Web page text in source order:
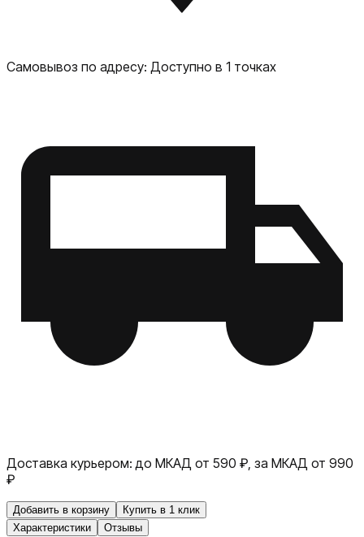
на любой вкус Новости: актуальные новости и погода
управление: интуитивно понятный интерфейс LED-
дисплей: отображение времени, погоды и эмоций
Локальная обработка: часть команд обрабатывается на
устройстве Гибкие настройки приватности: полный
Про — это не просто колонка, а настоящий центр
помощником в повседневных задачах. Познакомьтесь с
будущим уже сегодня!
Самовывоз по адресу: Доступно в 1 точках
Доставка курьером: до МКАД от 590 ₽, за МКАД от 990
₽
Добавить в корзину
Купить в 1 клик
Характеристики
Отзывы